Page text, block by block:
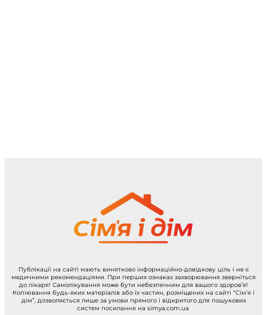
Публікації на сайті мають винятково інформаційно-довідкову ціль і не є
медичними рекомендаціями. При перших ознаках захворювання зверніться
до лікаря! Самолікування може бути небезпечним для вашого здоров’я!
Копіювання будь-яких матеріалів або їх частин, розміщених на сайті “Сім’я і
дім”, дозволяється лише за умови прямого і відкритого для пошукових
систем посилання на simya.com.ua